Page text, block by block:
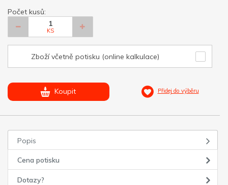
Počet kusů:
KS
Zboží včetně potisku (online kalkulace)
Koupit Přidej do výběru
Popis
Cena potisku
Dotazy?